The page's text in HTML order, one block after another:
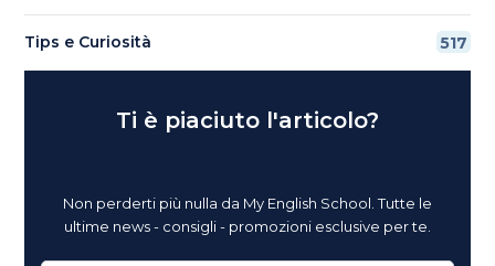
Tips e Curiosità 517
Ti è piaciuto l'articolo?
Non perderti più nulla da My English School. Tutte le
ultime news - consigli - promozioni esclusive per te.